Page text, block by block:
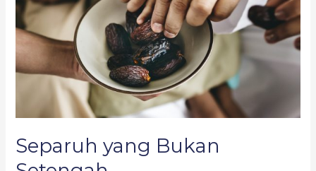
Separuh yang Bukan